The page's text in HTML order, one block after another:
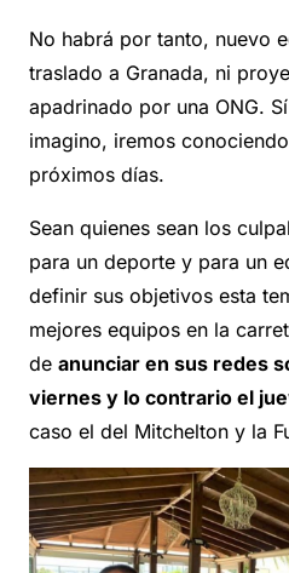
No habrá por tanto, nuevo
traslado a Granada, ni
apadrinado por una ONG.
imagino, iremos
próximos días.
Sean quienes sean los
para un deporte y para un
definir sus objetivos esta
mejores equipos en la
de anunciar en sus redes
viernes y lo contrario el
caso el del Mitchelton y la